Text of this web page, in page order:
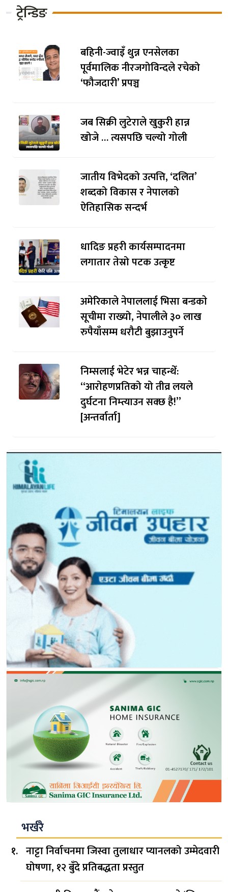
ट्रेन्डिङ
बहिनी-ज्वाइँ थुन्न एनसेलका
पूर्वमालिक नीरजगोविन्दले रचेको
‘फौजदारी’ प्रपञ्च
जब सिक्री लुटेराले खुकुरी हान्न
खोजे … त्यसपछि चल्यो गोली
जातीय विभेदको उत्पत्ति, ‘दलित’
शब्दको विकास र नेपालको
ऐतिहासिक सन्दर्भ
धादिङ प्रहरी कार्यसम्पादनमा
लगातार तेस्रो पटक उत्कृष्ट
अमेरिकाले नेपाललाई भिसा बन्डकाे
सूचीमा राख्यो, नेपालीले ३० लाख
रुपैयाँसम्म धरौटी बुझाउनुपर्ने
निम्सलाई भेटेर भन्न चाहन्थेँ:
“आरोहणप्रतिको यो तीव्र लयले
दुर्घटना निम्त्याउन सक्छ है!”
[अन्तर्वार्ता]
भर्खरै
नाट्टा निर्वाचनमा जिस्वा तुलाधार प्यानलको उम्मेदवारी
घोषणा, १२ बुँदे प्रतिबद्धता प्रस्तुत